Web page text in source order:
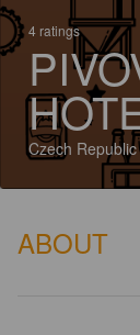
4 ratings
Czech Republic
ABOUT